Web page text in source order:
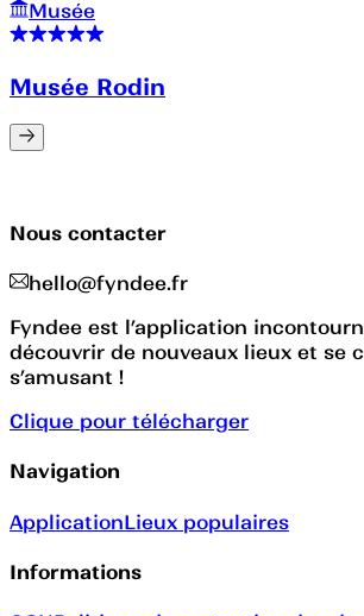
Musée
Musée Rodin
Nous contacter
hello@fyndee.fr
Fyndee est l’application
découvrir de nouveaux lieux et se
s’amusant !
Clique pour télécharger
Navigation
ApplicationLieux populaires
Informations